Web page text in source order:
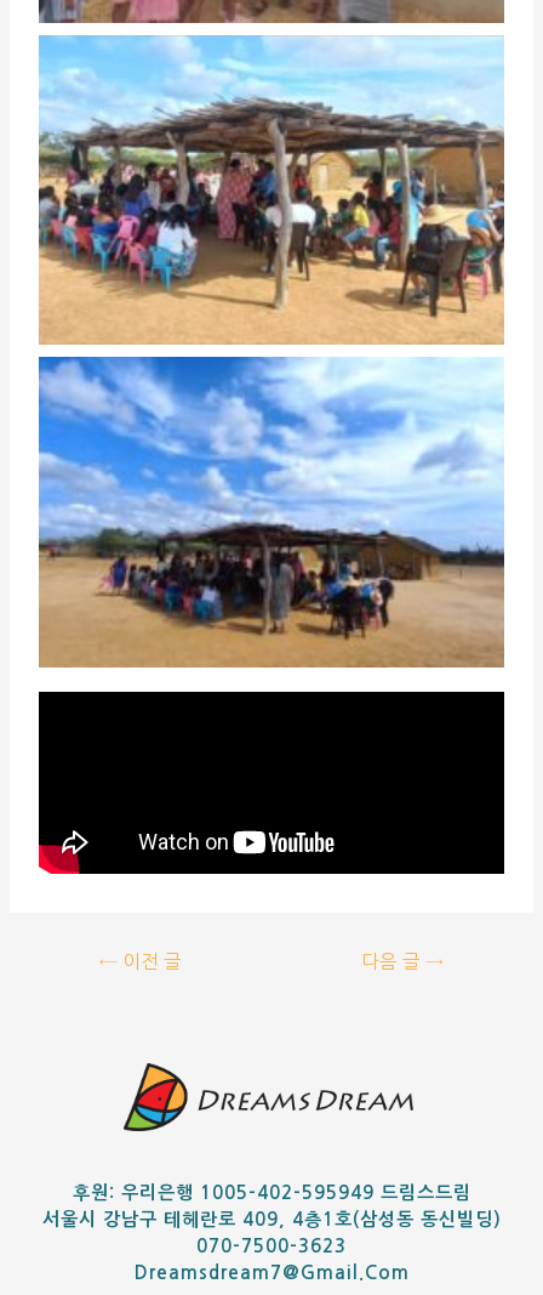
←이전 글 다음 글→
후원: 우리은행 1005-402-595949 드림스드림
서울시 강남구 테헤란로 409, 4층1호(삼성동 동신빌딩)
070-7500-3623
Dreamsdream7@gmail.com